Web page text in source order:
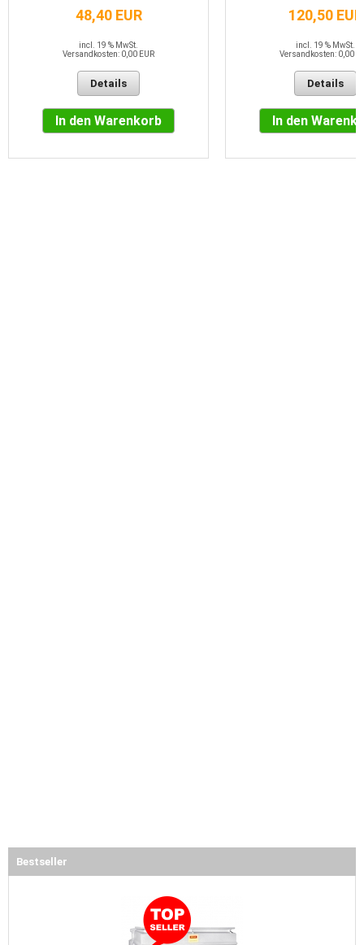
48,40 EUR
incl. 19 % MwSt.
Versandkosten: 0,00 EUR
Details
In den Warenkorb
120,50 EUR
incl. 19 % MwSt.
Versandkosten: 0,00
Details
In den
Bestseller